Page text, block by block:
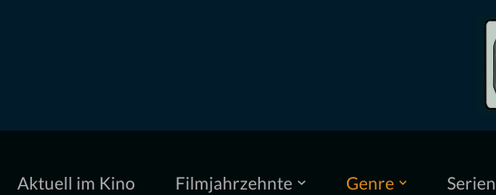
Aktuell im Kino Filmjahrzehnte Genre Serien